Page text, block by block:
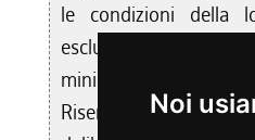
Noi
le condizioni della
esclusione,
minime di
Riserve di caccia